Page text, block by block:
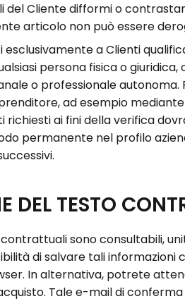
del Cliente difformi o
articolo non può essere
esclusivamente a Clienti
persona fisica o
o professionale autonoma.
ad esempio mediante
richiesti ai fini della verifica
permanente nel profilo
DEL TESTO
sono consultabili,
di salvare tali informazioni
In alternativa, potrete
Tale e-mail di